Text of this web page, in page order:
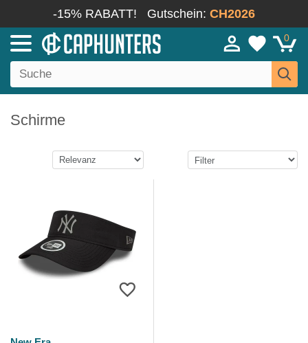
-15% RABATT! Gutschein: CH2026
0
Schirme